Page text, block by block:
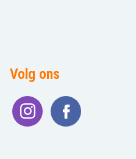
Volg ons